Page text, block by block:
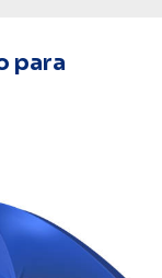
empresa
para